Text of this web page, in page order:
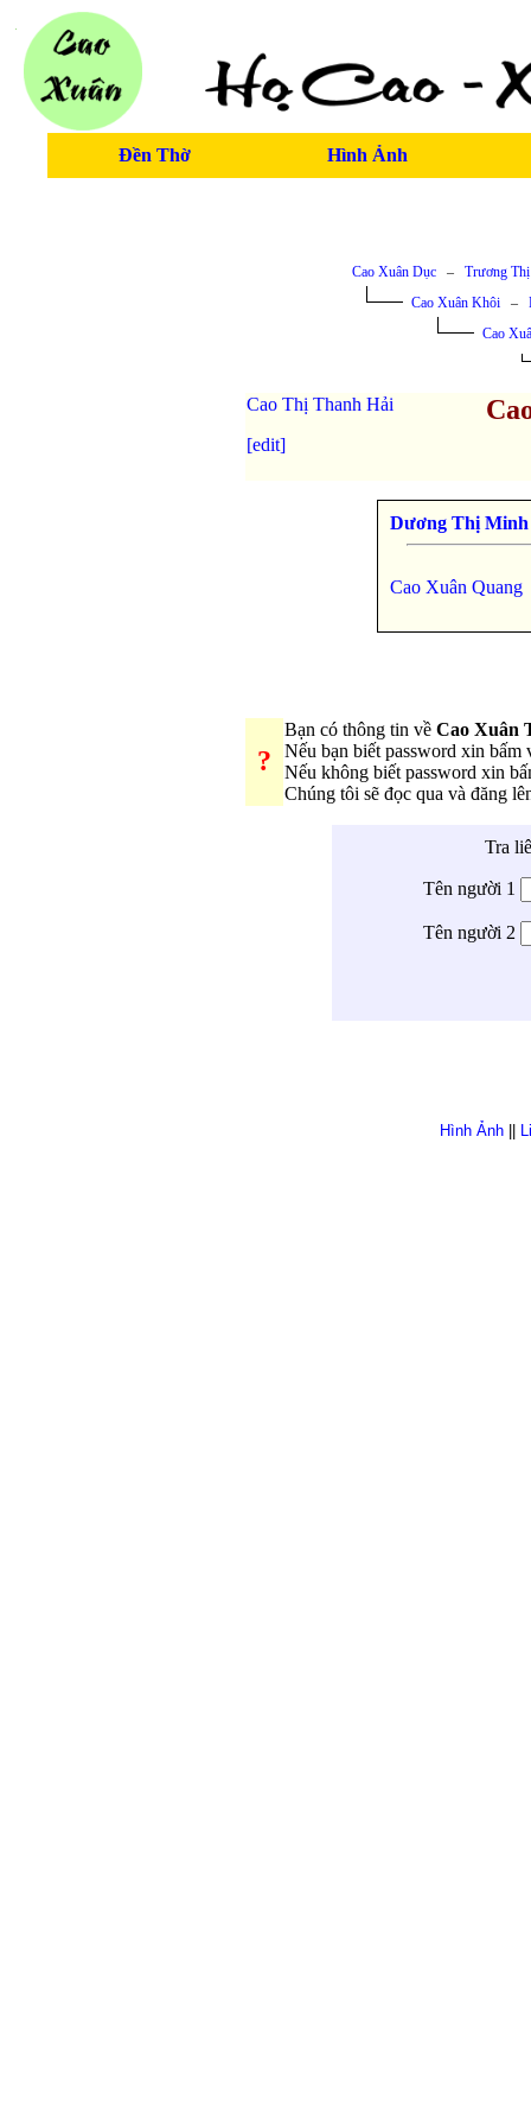
Đền Thờ Hình Ảnh
Cao Xuân Dục– Trương
Cao Xuân Khôi–
Cao
Cao Thị Thanh Hải
[edit]
Dương Thị
Cao Xuân Quang
?
Bạn có thông tin về Cao Xuân
Nếu bạn biết password xin bấm
Nếu không biết password xin
Chúng tôi sẽ đọc qua và đăng
Tra
Tên người 1
Tên người 2
Hình Ảnh